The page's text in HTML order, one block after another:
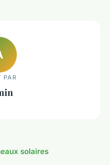
PAR
solaires